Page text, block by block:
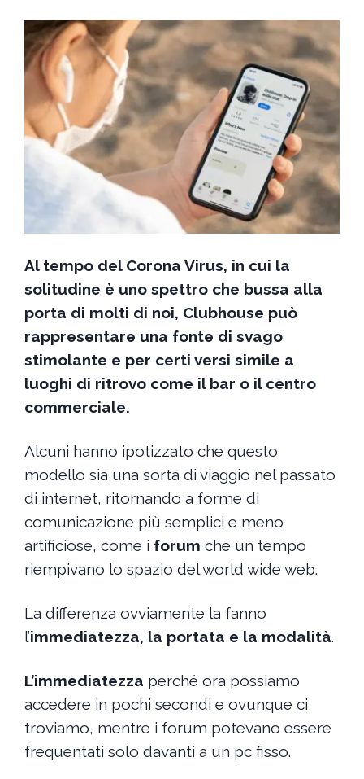
Al tempo del Corona Virus, in cui la
solitudine è uno spettro che bussa alla
porta di molti di noi, Clubhouse può
rappresentare una fonte di svago
stimolante e per certi versi simile a
luoghi di ritrovo come il bar o il centro
commerciale.
Alcuni hanno ipotizzato che questo
modello sia una sorta di viaggio nel passato
di internet, ritornando a forme di
comunicazione più semplici e meno
artificiose, come i forum che un tempo
riempivano lo spazio del world wide web.
La differenza ovviamente la fanno
l’immediatezza, la portata e la modalità.
L’immediatezza perché ora possiamo
accedere in pochi secondi e ovunque ci
troviamo, mentre i forum potevano essere
frequentati solo davanti a un pc fisso.